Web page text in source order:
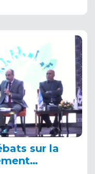
sur la